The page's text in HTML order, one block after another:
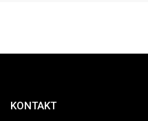
KONTAKT